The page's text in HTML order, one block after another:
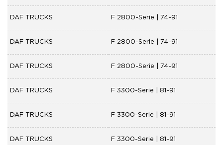
DAF TRUCKS F 2800-Serie | 74-91
DAF TRUCKS F 2800-Serie | 74-91
DAF TRUCKS F 2800-Serie | 74-91
DAF TRUCKS F 3300-Serie | 81-91
DAF TRUCKS F 3300-Serie | 81-91
DAF TRUCKS F 3300-Serie | 81-91